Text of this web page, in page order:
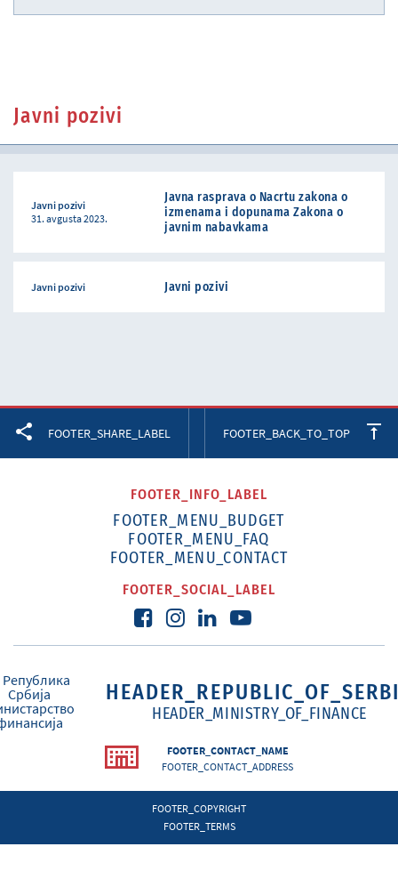
Javni pozivi
Javni pozivi
31. avgusta 2023.
Javna rasprava o Nacrtu zakona o
izmenama i dopunama Zakona o
javnim nabavkama
Javni pozivi Javni pozivi
FOOTER_SHARE_LABEL FOOTER_BACK_TO_TOP
FOOTER_INFO_LABEL
FOOTER_MENU_BUDGET
FOOTER_MENU_FAQ
FOOTER_MENU_CONTACT
FOOTER_SOCIAL_LABEL
HEADER_MINISTRY_OF_FINANCE
FOOTER_CONTACT_NAME
FOOTER_CONTACT_ADDRESS
FOOTER_COPYRIGHT
FOOTER_TERMS